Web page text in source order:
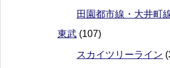
田園都市線・大井町
東武 (107)
スカイツリーライン